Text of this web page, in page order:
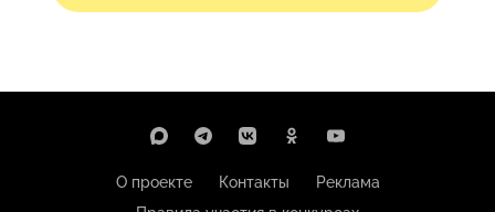
О проекте Контакты
Реклама